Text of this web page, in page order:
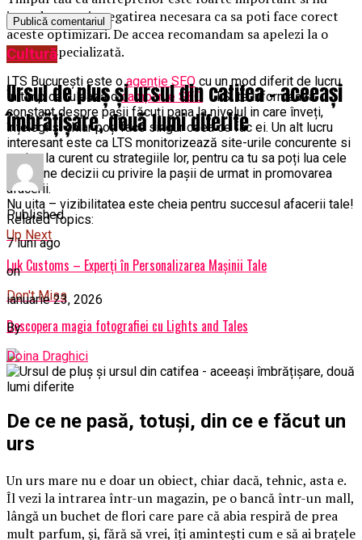
intotdeauna ai pregatirea necesara ca sa poti face corect
aceste optimizari. De accea recomandam sa apelezi la o
agenție specializată.
LTS București este oagenție SEO cu un mod diferit de lucru.
În timp ce rulează ocampanie SEO
LTS te informeaza
constant despre pașii făcuți pana la nivelul in care înveți,
înțelegi si chiar poți face singur ceea ce fac ei. Un alt lucru
interesant este ca LTS monitorizează site-urile concurente si
te tine la curent cu strategiile lor, pentru ca tu sa poți lua cele
mai bune decizii cu privire la pașii de urmat in promovarea
afacerii.
Nu uita – vizibilitatea este cheia pentru succesul afacerii tale!
Related Topics:
Up Next
Luk Customs – Experți în Personalizarea Mașinii Tale
Don't Miss
Descopera magia fotografiei cu Lights and Tales
Cultură
Ursul de pluș și ursul din catifea – aceeași
îmbrățișare, două lumi diferite
Published
7 luni ago
on
ianuarie 23, 2026
By
Doina Draghici
De ce ne pasă, totuși, din ce e făcut un
urs
Un urs mare nu e doar un obiect, chiar dacă, tehnic, asta e.
Îl vezi la intrarea într-un magazin, pe o bancă într-un mall,
lângă un buchet de flori care pare că abia respiră de prea
mult parfum, și, fără să vrei, îți amintești cum e să ai brațele